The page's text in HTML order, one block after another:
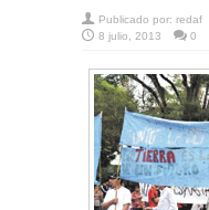
Publicado por: redaf
8 julio, 2013
0